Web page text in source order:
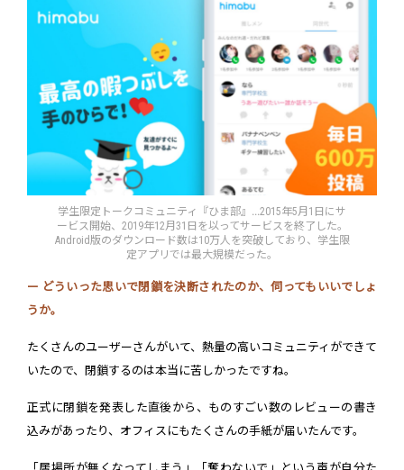
学生限定トークコミュニティ『ひま部』 ...2015年5月1日にサ
ービス開始、2019年12月31日を以ってサービスを終了した。
Android版のダウンロード数は10万人を突破しており、学生限
定アプリでは最大規模だった。
ー どういった思いで閉鎖を決断されたのか、伺ってもいいでしょ
うか。
たくさんのユーザーさんがいて、熱量の高いコミュニティができて
いたので、閉鎖するのは本当に苦しかったですね。
正式に閉鎖を発表した直後から、ものすごい数のレビューの書き
込みがあったり、オフィスにもたくさんの手紙が届いたんです。
「居場所が無くなってしまう」「奪わないで」という声が自分た